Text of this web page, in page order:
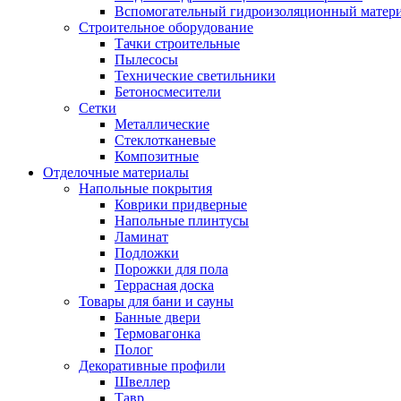
Вспомогательный гидроизоляционный
Строительное оборудование
Тачки строительные
Пылесосы
Технические светильники
Бетоносмесители
Сетки
Металлические
Стеклотканевые
Композитные
Отделочные материалы
Напольные покрытия
Коврики придверные
Напольные плинтусы
Ламинат
Подложки
Порожки для пола
Террасная доска
Товары для бани и сауны
Банные двери
Термовагонка
Полог
Декоративные профили
Швеллер
Тавр